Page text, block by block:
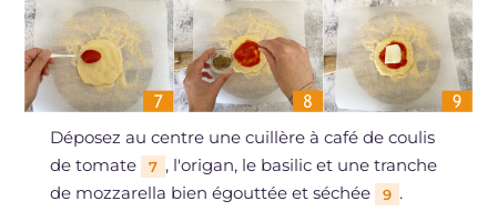
Déposez au centre une cuillère à café de coulis
de tomate
7 , l'origan, le basilic et une tranche
de mozzarella bien égouttée et séchée
9 .